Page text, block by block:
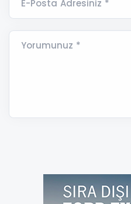
E-Posta Adresiniz *
Yorumunuz *